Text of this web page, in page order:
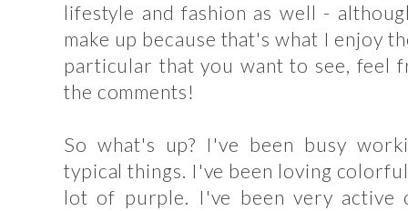
lifestyle and fashion as well -
make up because that's what I enjoy
particular that you want to see, feel
the comments!
So what's up? I've been busy
typical things. I've been loving
lot of purple. I've been very active